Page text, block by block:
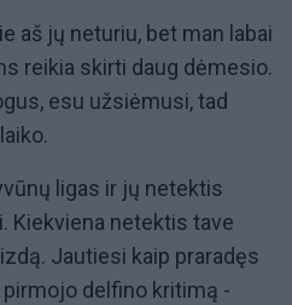
aš jų neturiu, bet man labai
reikia skirti daug dėmesio.
esu užsiėmusi, tad
ligas ir jų netektis
Kiekviena netektis tave
Jautiesi kaip praradęs
delfino kritimą -